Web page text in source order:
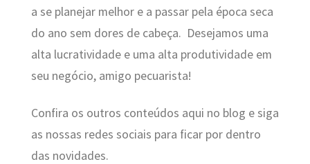
a se planejar melhor e a passar pela época seca
do ano sem dores de cabeça. Desejamos uma
alta lucratividade e uma alta produtividade em
seu negócio, amigo pecuarista!
Confira os outros conteúdos aqui no blog e siga
as nossas redes sociais para ficar por dentro
das novidades.